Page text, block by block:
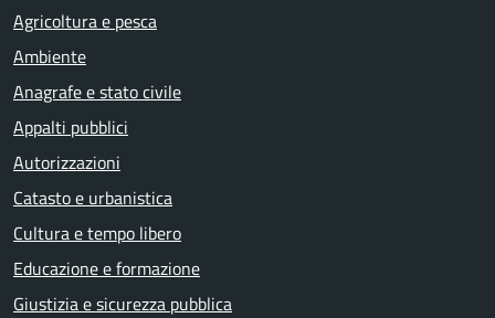
Agricoltura e pesca
Ambiente
Anagrafe e stato civile
Appalti pubblici
Autorizzazioni
Catasto e urbanistica
Cultura e tempo libero
Educazione e formazione
Giustizia e sicurezza pubblica